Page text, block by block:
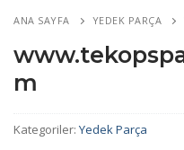
ANA SAYFA YEDEK PARÇA
m
Kategoriler: Yedek Parça